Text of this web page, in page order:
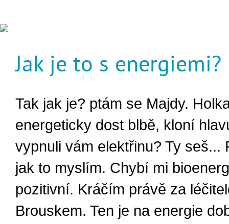
Jak je to s energiemi?
Tak jak je? ptám se Majdy.
energeticky dost blbě, kloní
vypnuli vám elektřinu? Ty seš...
jak to myslím. Chybí mi
pozitivní. Kráčím právě za
Brouskem. Ten je na energie